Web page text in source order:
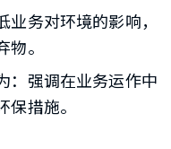
务对环境的影响，
。
：强调在业务运作中
措施。